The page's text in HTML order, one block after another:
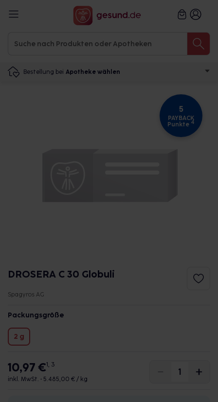
Bestellung bei Apotheke wählen
5
PAYBACK
Punkte 4
DROSERA C 30 Globuli
Spagyros AG
Packungsgröße
2 g
10,97 €1, 3
inkl. MwSt. • 5.485,00 € / kg